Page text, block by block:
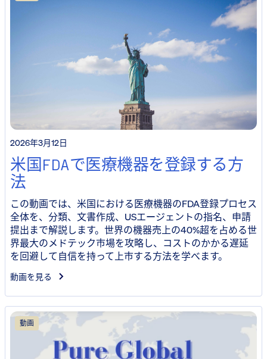
2026年3月12日
米国FDAで医療機器を登録する方
法
この動画では、米国における医療機器のFDA登録プロセス
全体を、分類、文書作成、USエージェントの指名、申請
提出まで解説します。世界の機器売上の40%超を占める世
界最大のメドテック市場を攻略し、コストのかかる遅延
を回避して自信を持って上市する方法を学べます。
動画を見る
動画